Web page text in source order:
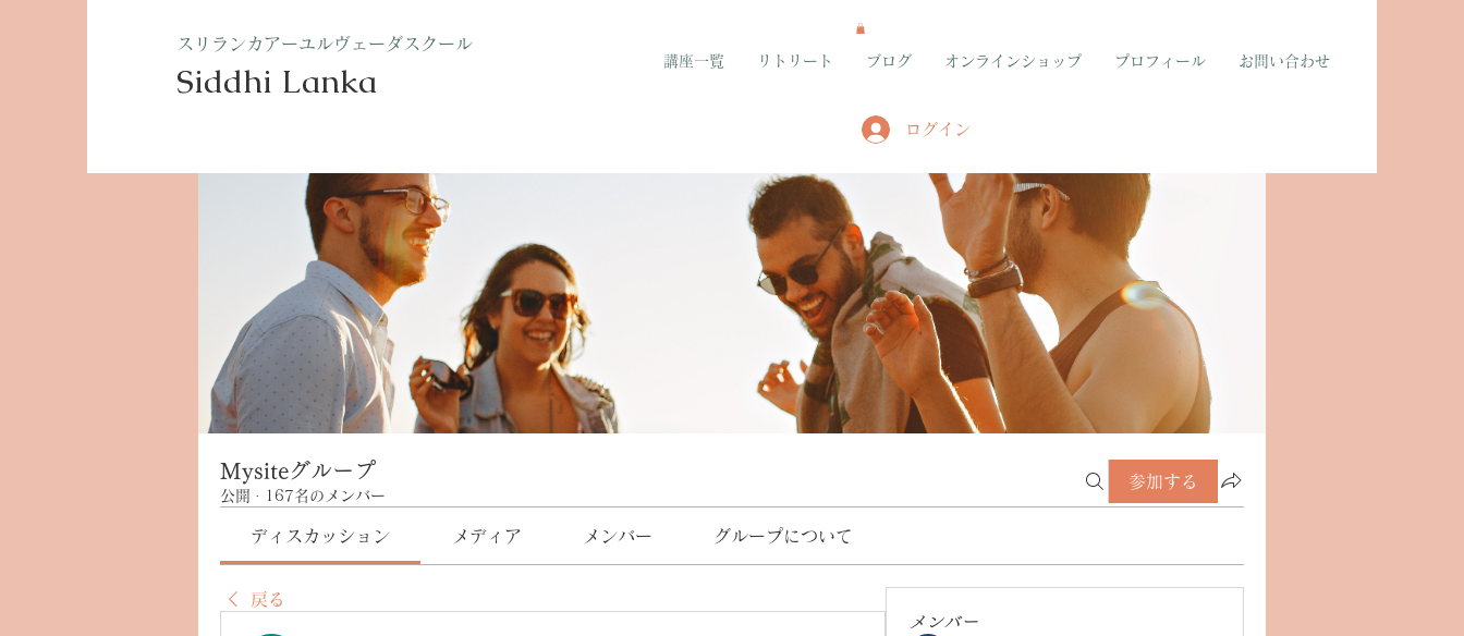
​スリランカアーユルヴェーダスクール
Siddhi Lanka​ 講座一覧 リトリート ブログ オンラインショップ プロフィール お問い合わせ
ログイン
Mysiteグループ
公開 · 167名のメンバー
参加する
ディスカッション メディア メンバー グループについて
戻る
メンバー